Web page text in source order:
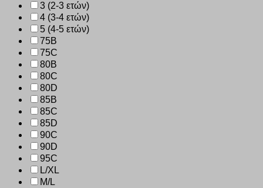
3 (2-3 ετών)
4 (3-4 ετών)
5 (4-5 ετών)
75B
75C
80B
80C
80D
85B
85C
85D
90C
90D
95C
L/XL
M/L